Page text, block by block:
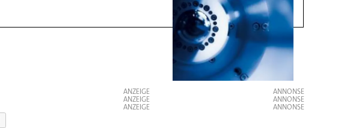
ANZEIGE
ANZEIGE
ANZEIGE